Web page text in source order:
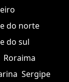
do norte
do sul
Roraima
Sergipe